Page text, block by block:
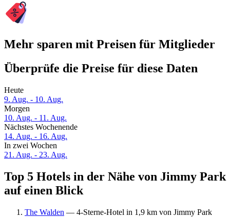
Mehr sparen mit Preisen für Mitglieder
Überprüfe die Preise für diese Daten
Heute
9. Aug. - 10. Aug.
Morgen
10. Aug. - 11. Aug.
Nächstes Wochenende
14. Aug. - 16. Aug.
In zwei Wochen
21. Aug. - 23. Aug.
Top 5 Hotels in der Nähe von Jimmy Park
auf einen Blick
The Walden — 4-Sterne-Hotel in 1,9 km von Jimmy Park